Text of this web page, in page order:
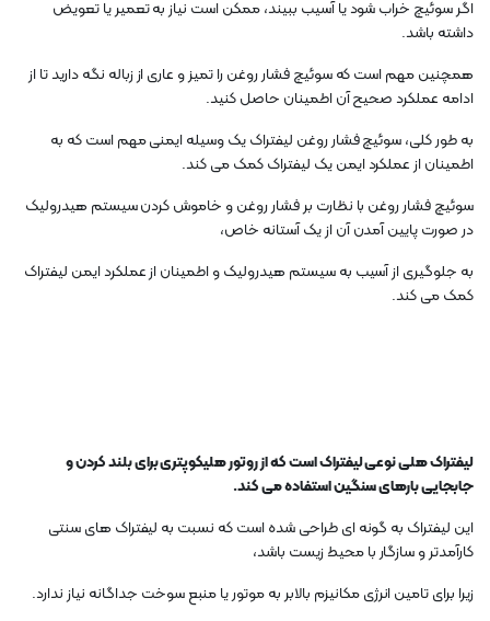
اگر سوئیچ خراب شود یا آسیب ببیند، ممکن است نیاز به تعمیر یا تعویض
داشته باشد.
همچنین مهم است که سوئیچ فشار روغن را تمیز و عاری از زباله نگه دارید تا از
ادامه عملکرد صحیح آن اطمینان حاصل کنید.
به طور کلی، سوئیچ فشار روغن لیفتراک یک وسیله ایمنی مهم است که به
اطمینان از عملکرد ایمن یک لیفتراک کمک می کند.
سوئیچ فشار روغن با نظارت بر فشار روغن و خاموش کردن سیستم هیدرولیک
در صورت پایین آمدن آن از یک آستانه خاص،
به جلوگیری از آسیب به سیستم هیدرولیک و اطمینان از عملکرد ایمن لیفتراک
کمک می کند.
لیفتراک هلی نوعی لیفتراک است که از روتور هلیکوپتری برای بلند کردن و
جابجایی بارهای سنگین استفاده می کند.
این لیفتراک به گونه ای طراحی شده است که نسبت به لیفتراک های سنتی
کارآمدتر و سازگار با محیط زیست باشد،
زیرا برای تامین انرژی مکانیزم بالابر به موتور یا منبع سوخت جداگانه نیاز ندارد.